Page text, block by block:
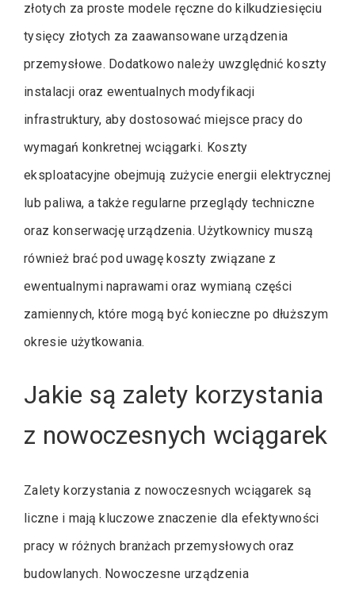
złotych za proste modele ręczne do kilkudziesięciu
tysięcy złotych za zaawansowane urządzenia
przemysłowe. Dodatkowo należy uwzględnić koszty
instalacji oraz ewentualnych modyfikacji
infrastruktury, aby dostosować miejsce pracy do
wymagań konkretnej wciągarki. Koszty
eksploatacyjne obejmują zużycie energii elektrycznej
lub paliwa, a także regularne przeglądy techniczne
oraz konserwację urządzenia. Użytkownicy muszą
również brać pod uwagę koszty związane z
ewentualnymi naprawami oraz wymianą części
zamiennych, które mogą być konieczne po dłuższym
okresie użytkowania.
Jakie są zalety korzystania
z nowoczesnych wciągarek
Zalety korzystania z nowoczesnych wciągarek są
liczne i mają kluczowe znaczenie dla efektywności
pracy w różnych branżach przemysłowych oraz
budowlanych. Nowoczesne urządzenia